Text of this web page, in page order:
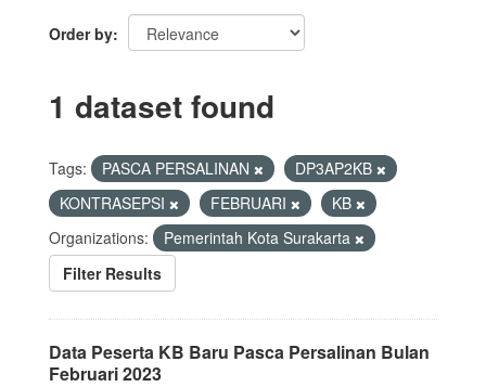
Order by
1 dataset found
Tags: PASCA PERSALINAN
DP3AP2KB
KONTRASEPSI
FEBRUARI
KB
Organizations:
Pemerintah Kota Surakarta
Filter Results
Data Peserta KB Baru Pasca Persalinan Bulan
Februari 2023